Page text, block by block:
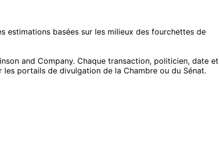
estimations basées sur les milieux des fourchettes de
and Company. Chaque transaction, politicien, date et
portails de divulgation de la Chambre ou du Sénat.